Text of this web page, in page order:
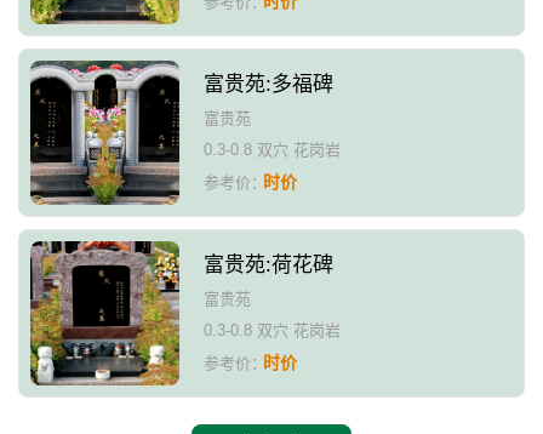
富贵苑:多福碑
富贵苑
0.3-0.8 双穴 花岗岩
参考价：时价
富贵苑:荷花碑
富贵苑
0.3-0.8 双穴 花岗岩
参考价：时价